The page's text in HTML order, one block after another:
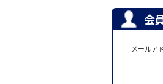
会
メールア